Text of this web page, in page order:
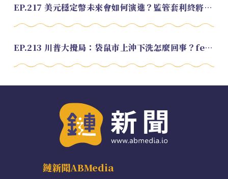
EP.217 美元穩定幣未來會如何演進？監管套利終將收斂？feat. 研究員 余哲安
EP.213 川普大攪局：袋鼠市上沖下洗怎麼回事？feat. Alvin
鏈新聞ABMedia